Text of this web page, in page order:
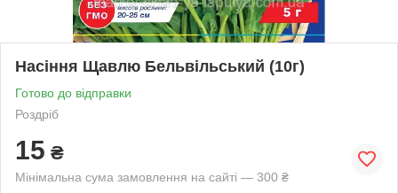
Насіння Щавлю Бельвiльський (10г)
Готово до відправки
Роздріб
15 ₴
Мінімальна сума замовлення на сайті — 300 ₴